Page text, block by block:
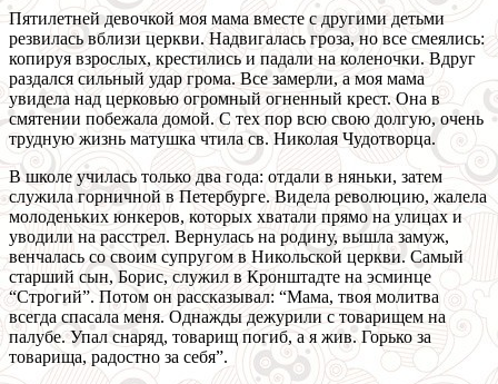
Пятилетней девочкой моя мама вместе с другими детьми
резвилась вблизи церкви. Надвигалась гроза, но все смеялись:
копируя взрослых, крестились и падали на коленочки. Вдруг
раздался сильный удар грома. Все замерли, а моя мама
увидела над церковью огромный огненный крест. Она в
смятении побежала домой. С тех пор всю свою долгую, очень
трудную жизнь матушка чтила св. Николая Чудотворца.
В школе училась только два года: отдали в няньки, затем
служила горничной в Петербурге. Видела революцию, жалела
молоденьких юнкеров, которых хватали прямо на улицах и
уводили на расстрел. Вернулась на родину, вышла замуж,
венчалась со своим супругом в Никольской церкви. Самый
старший сын, Борис, служил в Кронштадте на эсминце
“Строгий”. Потом он рассказывал: “Мама, твоя молитва
всегда спасала меня. Однажды дежурили с товарищем на
палубе. Упал снаряд, товарищ погиб, а я жив. Горько за
товарища, радостно за себя”.